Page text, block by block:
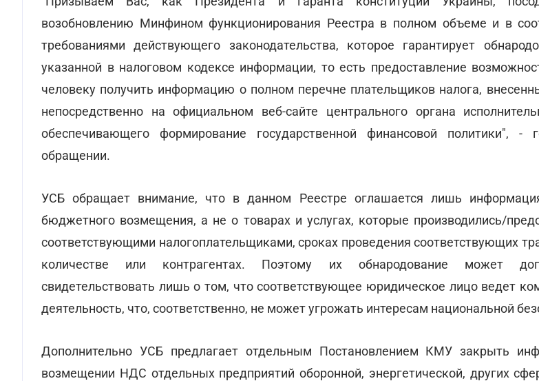
возобновлению Минфином функционирования Реестра в полном объеме и в
требованиями действующего законодательства, которое гарантирует
указанной в налоговом кодексе информации, то есть предоставление
человеку получить информацию о полном перечне плательщиков налога,
непосредственно на официальном веб-сайте центрального органа
обеспечивающего формирование государственной финансовой политики", -
обращении.
УСБ обращает внимание, что в данном Реестре оглашается лишь
бюджетного возмещения, а не о товарах и услугах, которые производились/
соответствующими налогоплательщиками, сроках проведения соответствующих
количестве или контрагентах. Поэтому их обнародование может
свидетельствовать лишь о том, что соответствующее юридическое лицо ведет
деятельность, что, соответственно, не может угрожать интересам национальной
Дополнительно УСБ предлагает отдельным Постановлением КМУ закрыть
возмещении НДС отдельных предприятий оборонной, энергетической, других